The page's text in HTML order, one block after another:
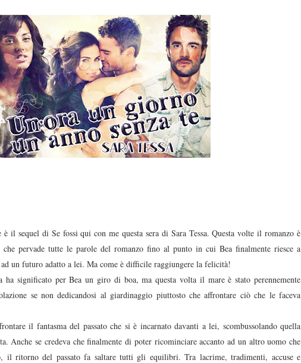
è il sequel di Se fossi qui con me questa sera di Sara Tessa. Questa volte il romanzo è
pervade tutte le parole del romanzo fino al punto in cui Bea finalmente riesce a
un futuro adatto a lei. Ma come è difficile raggiungere la felicità!
ha significato per Bea un giro di boa, ma questa volta il mare è stato perennemente
se non dedicandosi al giardinaggio piuttosto che affrontare ciò che le faceva
il fantasma del passato che si è incarnato davanti a lei, scombussolando quella
Anche se credeva che finalmente di poter ricominciare accanto ad un altro uomo che
il ritorno del passato fa saltare tutti gli equilibri. Tra lacrime, tradimenti, accuse e